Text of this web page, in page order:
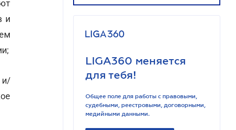
и
и/
LIGA360 меняется
для тебя!
Общее поле для работы с правовыми,
судебными, реестровыми, договорными,
медийными данными.